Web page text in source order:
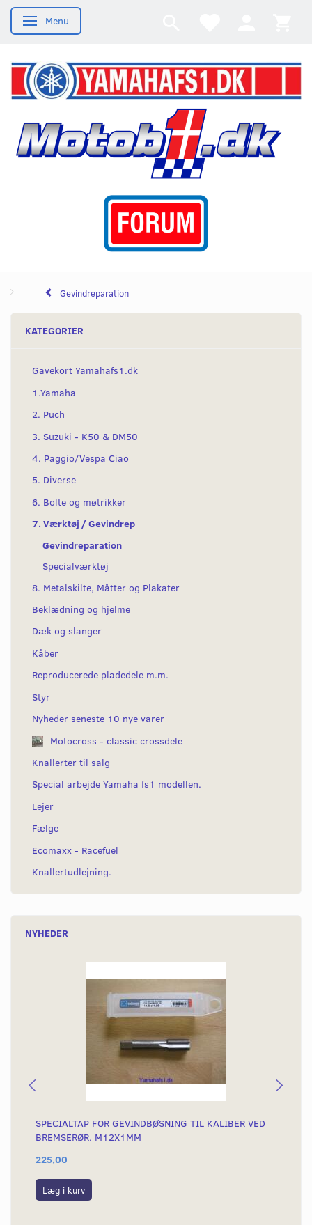
Skifte navigation
Menu
Gevindreparation
KATEGORIER
Gavekort Yamahafs1.dk
1.Yamaha
2. Puch
3. Suzuki - K50 & DM50
4. Paggio/Vespa Ciao
5. Diverse
6. Bolte og møtrikker
7. Værktøj / Gevindrep
Gevindreparation
Specialværktøj
8. Metalskilte, Måtter og Plakater
Beklædning og hjelme
Dæk og slanger
Kåber
Reproducerede pladedele m.m.
Styr
Nyheder seneste 10 nye varer
Motocross - classic crossdele
Knallerter til salg
Special arbejde Yamaha fs1 modellen.
Lejer
Fælge
Ecomaxx - Racefuel
Knallertudlejning.
NYHEDER
SPECIALTAP FOR GEVINDBØSNING TIL KALIBER VED
BREMSERØR. M12X1MM
225,00
Læg i kurv